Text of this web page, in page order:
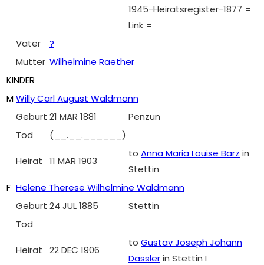
1945-Heiratsregister-1877 =
Link =
Vater
?
Mutter Wilhelmine Raether
KINDER
MWilly Carl August Waldmann
Geburt 21 MAR 1881
Penzun
Tod
(__.__.______)
Heirat 11 MAR 1903
to Anna Maria Louise Barz in
Stettin
F Helene Therese Wilhelmine Waldmann
Geburt 24 JUL 1885
Stettin
Tod
Heirat 22 DEC 1906
to Gustav Joseph Johann
Dasslerin Stettin I